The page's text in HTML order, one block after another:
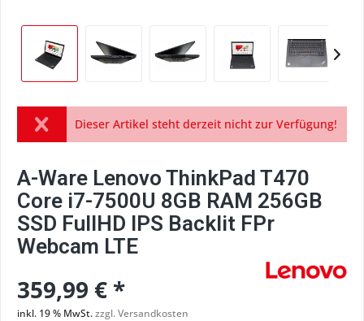
Dieser Artikel steht derzeit nicht zur Verfügung!
A-Ware Lenovo ThinkPad T470
Core i7-7500U 8GB RAM 256GB
SSD FullHD IPS Backlit FPr
Webcam LTE
359,99 € *
inkl. 19 % MwSt.zzgl. Versandkosten